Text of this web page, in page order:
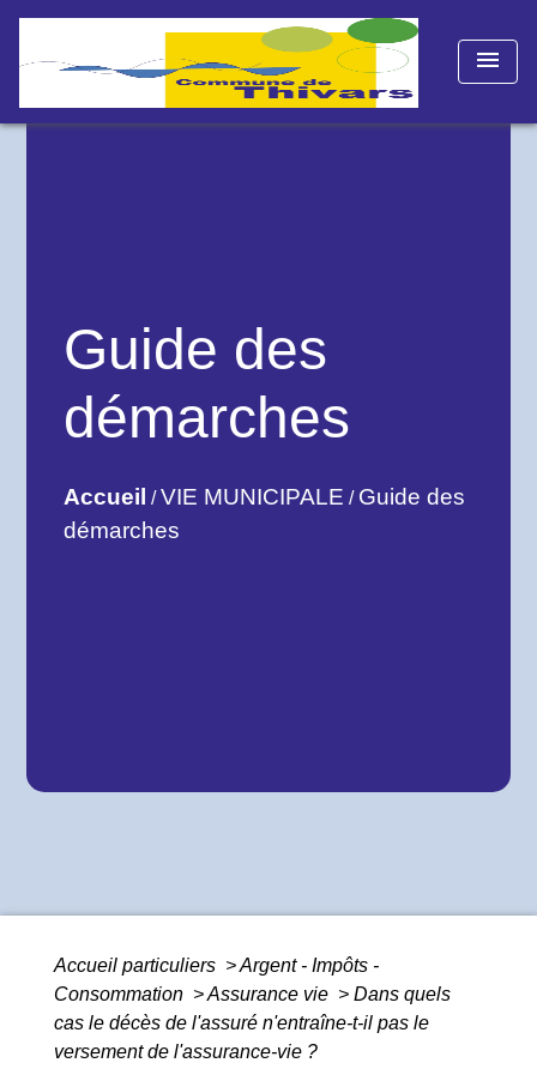
menu
Guide des
démarches
Accueil /VIE MUNICIPALE / Guide des
démarches
Accueil particuliers >Argent - Impôts -
Consommation >Assurance vie > Dans quels
cas le décès de l'assuré n'entraîne-t-il pas le
versement de l'assurance-vie ?